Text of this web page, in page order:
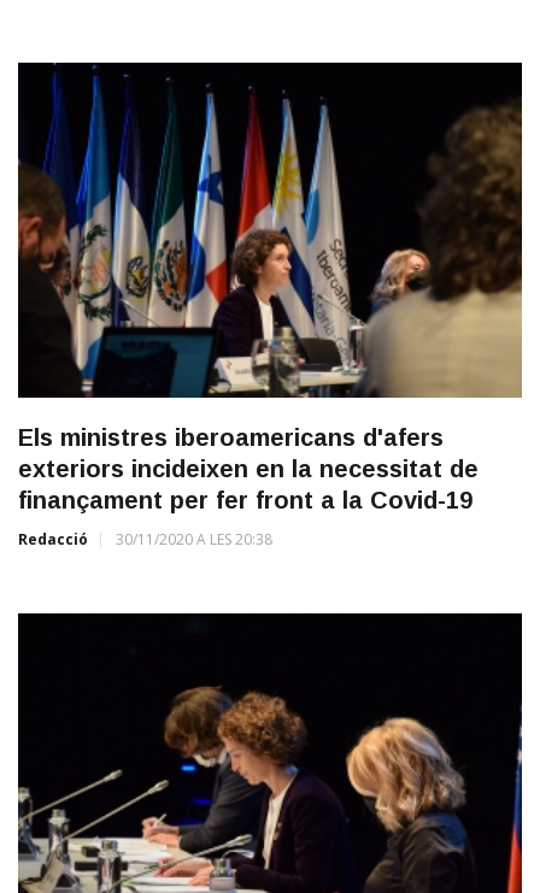
Els ministres iberoamericans d'afers
exteriors incideixen en la necessitat de
finançament per fer front a la Covid-19
Redacció 30/11/2020 A LES 20:38